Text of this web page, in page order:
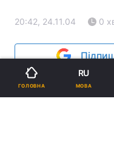
20:42, 24.11.04 0
ГОЛОВНА
RU
МОВА